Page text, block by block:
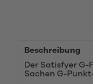
Beschreibung
Der Satisfyer G-
Sachen G-